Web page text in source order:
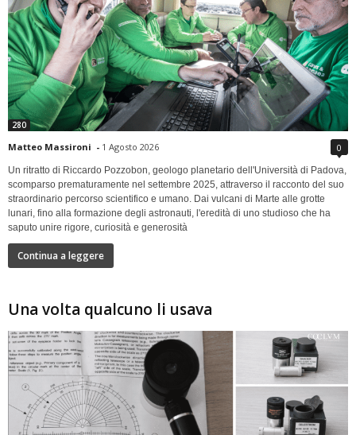
280
Matteo Massironi - 1 Agosto 2026 0
Un ritratto di Riccardo Pozzobon, geologo planetario dell'Università di Padova,
scomparso prematuramente nel settembre 2025, attraverso il racconto del suo
straordinario percorso scientifico e umano. Dai vulcani di Marte alle grotte
lunari, fino alla formazione degli astronauti, l'eredità di uno studioso che ha
saputo unire rigore, curiosità e generosità
Continua a leggere
Una volta qualcuno li usava